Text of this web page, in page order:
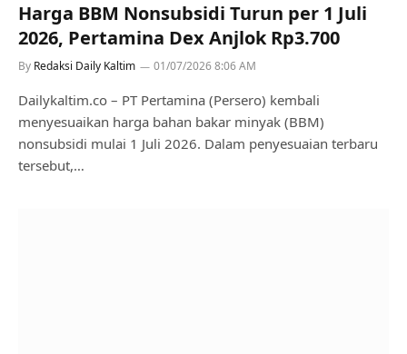
Harga BBM Nonsubsidi Turun per 1 Juli
2026, Pertamina Dex Anjlok Rp3.700
By Redaksi Daily Kaltim 01/07/2026 8:06 AM
Dailykaltim.co – PT Pertamina (Persero) kembali
menyesuaikan harga bahan bakar minyak (BBM)
nonsubsidi mulai 1 Juli 2026. Dalam penyesuaian terbaru
tersebut,…